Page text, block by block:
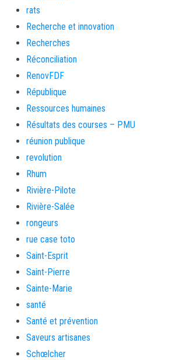
rats
Recherche et innovation
Recherches
Réconciliation
RenovFDF
République
Ressources humaines
Résultats des courses – PMU
réunion publique
revolution
Rhum
Rivière-Pilote
Rivière-Salée
rongeurs
rue case toto
Saint-Esprit
Saint-Pierre
Sainte-Marie
santé
Santé et prévention
Saveurs artisanes
Schœlcher